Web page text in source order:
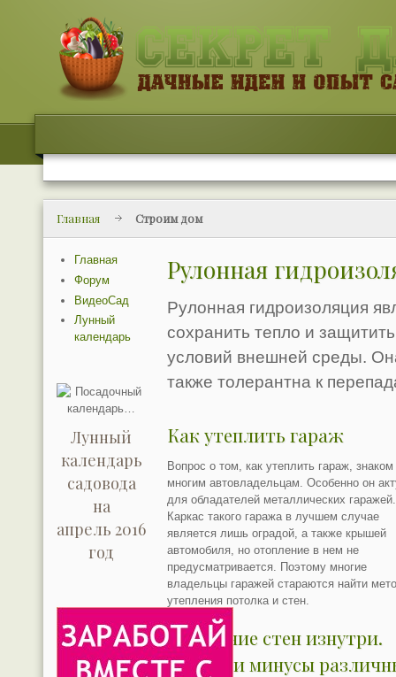
Главная Строим дом
Рулонная
Рулонная гидроизоляция
сохранить тепло и
условий внешней среды.
также толерантна к
Как утеплить гараж
Вопрос о том, как утеплить гараж, знаком
многим автовладельцам. Особенно он
для обладателей металлических гаражей.
Каркас такого гаража в лучшем случае
является лишь оградой, а также крышей
автомобиля, но отопление в нем не
предусматривается. Поэтому многие
владельцы гаражей стараются найти
утепления потолка и стен.
Утепление стен изнутри.
Плюсы и минусы
Главная
Форум
ВидеоСад
Лунный
календарь
Лунный
календарь
садовода
на
апрель 2016
год